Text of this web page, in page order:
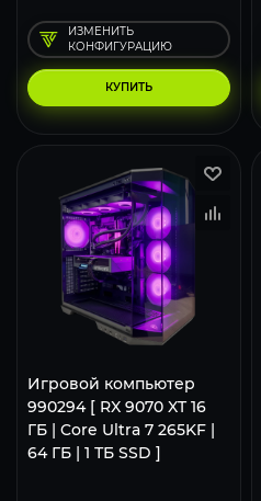
КУПИТЬ
ИЗМЕНИТЬ
КОНФИГУРАЦИЮ
Игровой компьютер
990294 [ RX 9070 XT 16
ГБ | Core Ultra 7 265KF |
64 ГБ | 1 ТБ SSD ]